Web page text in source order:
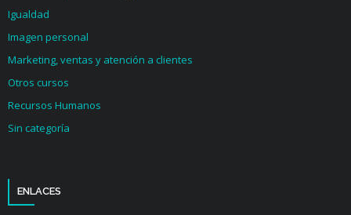
Igualdad
Imagen personal
Marketing, ventas y atención a clientes
Otros cursos
Recursos Humanos
Sin categoría
ENLACES